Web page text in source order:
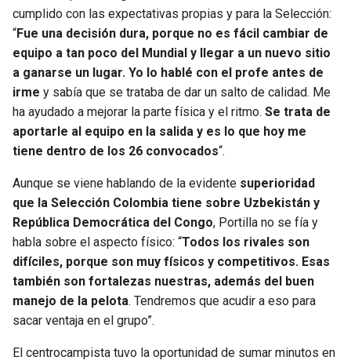
cumplido con las expectativas propias y para la Selección:
“Fue una decisión dura, porque no es fácil cambiar de
equipo a tan poco del Mundial y llegar a un nuevo sitio
a ganarse un lugar. Yo lo hablé con el profe antes de
irme y sabía que se trataba de dar un salto de calidad. Me
ha ayudado a mejorar la parte física y el ritmo. Se trata de
aportarle al equipo en la salida y es lo que hoy me
tiene dentro de los 26 convocados“.
Aunque se viene hablando de la evidente superioridad
que la Selección Colombia tiene sobre Uzbekistán y
República Democrática del Congo, Portilla no se fía y
habla sobre el aspecto físico: “Todos los rivales son
difíciles, porque son muy físicos y competitivos. Esas
también son fortalezas nuestras, además del buen
manejo de la pelota. Tendremos que acudir a eso para
sacar ventaja en el grupo”.
El centrocampista tuvo la oportunidad de sumar minutos en